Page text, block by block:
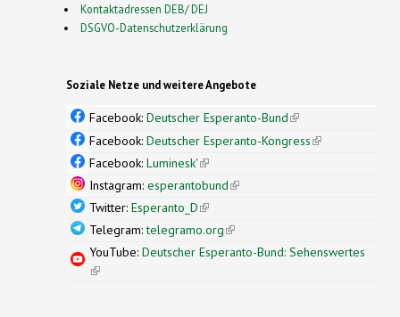
Kontaktadressen DEB/ DEJ
DSGVO-Datenschutzerklärung
Soziale Netze und weitere Angebote
Facebook: Deutscher Esperanto-Bund(link is
external)
Facebook: Deutscher Esperanto-Kongress(link is
Facebook: Luminesk'(link is external)
Instagram: esperantobund(link is external)
Twitter: Esperanto_D(link is external)
Telegram:telegramo.org(link is external)
YouTube: Deutscher Esperanto-Bund: Sehenswertes
(link is external)